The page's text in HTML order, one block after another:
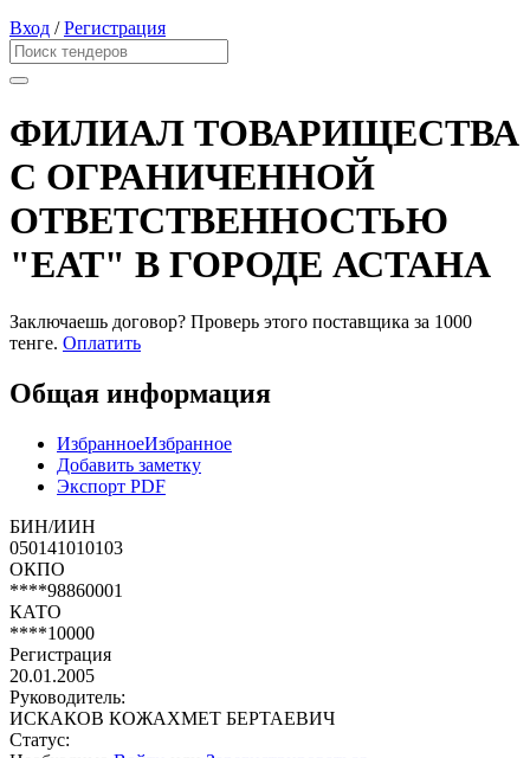
Вход /Регистрация
ФИЛИАЛ ТОВАРИЩЕСТВА
С ОГРАНИЧЕННОЙ
ОТВЕТСТВЕННОСТЬЮ
"ЕАТ" В ГОРОДЕ АСТАНА
Заключаешь договор? Проверь этого поставщика за 1000
тенге. Оплатить
Общая информация
ИзбранноеИзбранное
Добавить заметку
Экспорт PDF
БИН/ИИН
050141010103
ОКПО
****98860001
КАТО
****10000
Регистрация
20.01.2005
Руководитель:
ИСКАКОВ КОЖАХМЕТ БЕРТАЕВИЧ
Статус: